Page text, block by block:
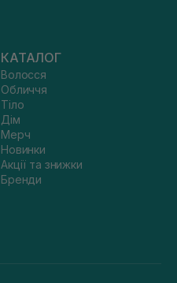
КАТАЛОГ
Волосся
Обличчя
Тіло
Дім
Мерч
Новинки
Акції та знижки
Бренди